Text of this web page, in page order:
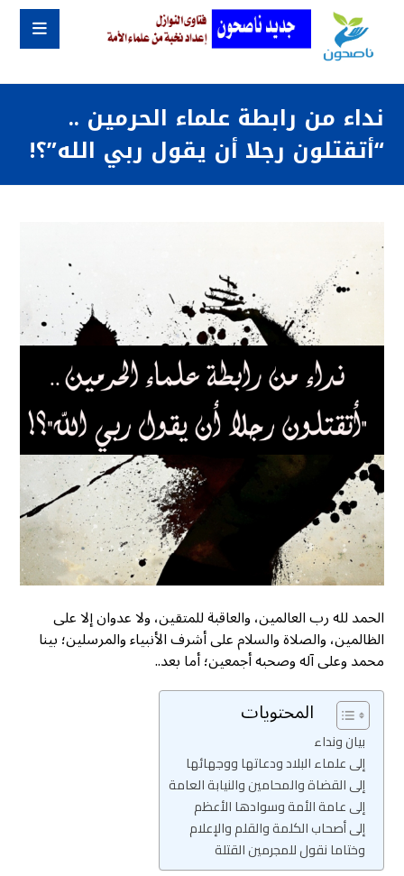
نداء من رابطة علماء الحرمين ..
“أتقتلون رجلا أن يقول ربي الله”؟!
الحمد لله رب العالمين، والعاقبة للمتقين، ولا عدوان إلا على
الظالمين، والصلاة والسلام على أشرف الأنبياء والمرسلين؛ بينا
محمد وعلى آله وصحبه أجمعين؛ أما بعد..
المحتويات
بيان ونداء
إلى علماء البلاد ودعاتها ووجهائها
إلى القضاة والمحامين والنيابة العامة
إلى عامة الأمة وسوادها الأعظم
إلى أصحاب الكلمة والقلم والإعلام
وختاما نقول للمجرمين القتلة